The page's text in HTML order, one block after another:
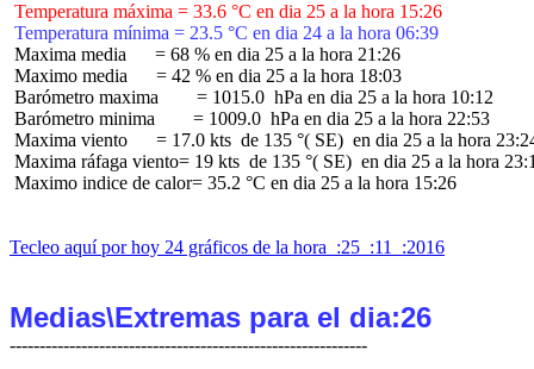
Temperatura máxima = 33.6 °C en dia 25 a la hora 15:26
Temperatura mínima = 23.5 °C en dia 24 a la hora 06:39
Maxima media      = 68 % en dia 25 a la hora 21:26
Maximo media      = 42 % en dia 25 a la hora 18:03
Barómetro maxima        = 1015.0  hPa en dia 25 a la hora 10:12
Barómetro minima        = 1009.0  hPa en dia 25 a la hora 22:53
Maxima viento      = 17.0 kts  de 135 °( SE)  en dia 25 a la hora
Maxima ráfaga viento= 19 kts  de 135 °( SE)  en dia 25 a la hora
Maximo indice de calor= 35.2 °C en dia 25 a la hora 15:26
Tecleo aquí por hoy 24 gráficos de la hora  :25  :11  :2016
Medias\Extremas para el dia:26